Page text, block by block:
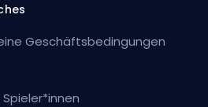
Geschäftsbedingungen
Spieler*innen